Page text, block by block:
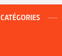
CATÉGORIES